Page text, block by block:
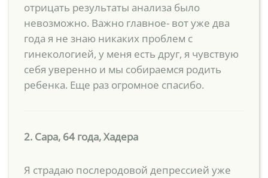
отрицать результаты анализа было
невозможно. Важно главное- вот уже два
года я не знаю никаких проблем с
гинекологией, у меня есть друг, я чувствую
себя уверенно и мы собираемся родить
ребенка. Еще раз огромное спасибо.
2. Сара, 64 года, Хадера
Я страдаю послеродовой депрессией уже